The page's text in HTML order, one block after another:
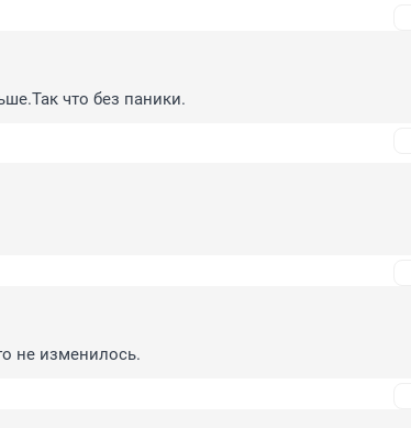
что без паники.
не изменилось.